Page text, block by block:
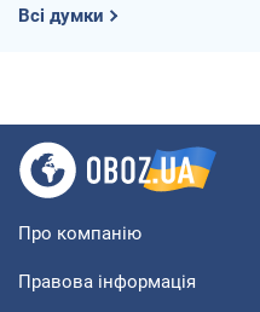
Всі думки
Про компанію
Правова інформація